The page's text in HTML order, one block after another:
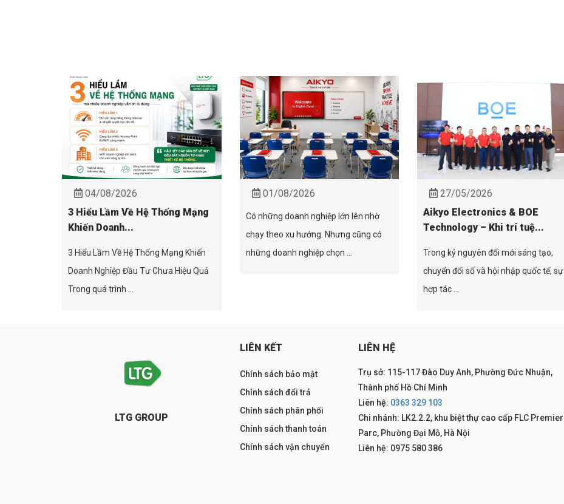
04/08/2026
3 Hiểu Lầm Về Hệ Thống Mạng
Khiến Doanh...
3 Hiểu Lầm Về Hệ Thống Mạng Khiến
Doanh Nghiệp Đầu Tư Chưa Hiệu Quả
Trong quá trình ...
01/08/2026
Có những doanh nghiệp lớn lên nhờ
chạy theo xu hướng. Nhưng cũng có
những doanh nghiệp chọn ...
27/05/2026
Aikyo Electronics & BOE
Technology – Khi trí tuệ...
Trong kỷ nguyên đổi mới sáng tạo,
chuyển đổi số và hội nhập quốc tế, sự
hợp tác ...
LTG GROUP
LIÊN KẾT
Chính sách bảo mật
Chính sách đổi trả
Chính sách phân phối
Chính sách thanh toán
Chính sách vận chuyển
LIÊN HỆ
Trụ sở: 115-117 Đào Duy Anh, Phường Đức Nhuận,
Thành phố Hồ Chí Minh
Liên hệ: 0363 329 103
Chi nhánh: LK2.2.2, khu biệt thự cao cấp FLC Premier
Parc, Phường Đại Mỗ, Hà Nội
Liên hệ: 0975 580 386